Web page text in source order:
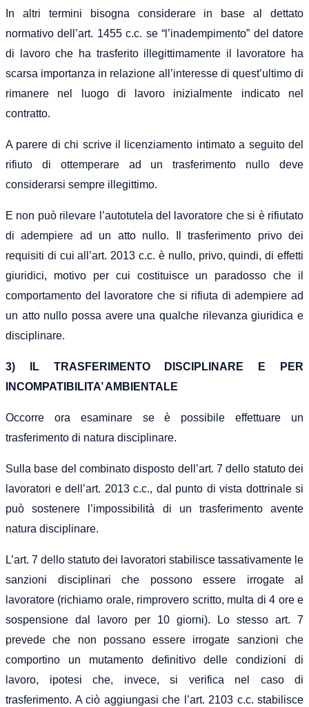
In altri termini bisogna considerare in base al dettato
normativo dell’art. 1455 c.c. se “l’inadempimento” del datore
di lavoro che ha trasferito illegittimamente il lavoratore ha
scarsa importanza in relazione all’interesse di quest’ultimo di
rimanere nel luogo di lavoro inizialmente indicato nel
contratto.
A parere di chi scrive il licenziamento intimato a seguito del
rifiuto di ottemperare ad un trasferimento nullo deve
considerarsi sempre illegittimo.
E non può rilevare l’autotutela del lavoratore che si è rifiutato
di adempiere ad un atto nullo. Il trasferimento privo dei
requisiti di cui all’art. 2013 c.c. è nullo, privo, quindi, di effetti
giuridici, motivo per cui costituisce un paradosso che il
comportamento del lavoratore che si rifiuta di adempiere ad
un atto nullo possa avere una qualche rilevanza giuridica e
disciplinare.
3) IL TRASFERIMENTO DISCIPLINARE E PER
INCOMPATIBILITA’ AMBIENTALE
Occorre ora esaminare se è possibile effettuare un
trasferimento di natura disciplinare.
Sulla base del combinato disposto dell’art. 7 dello statuto dei
lavoratori e dell’art. 2013 c.c., dal punto di vista dottrinale si
può sostenere l’impossibilità di un trasferimento avente
natura disciplinare.
L’art. 7 dello statuto dei lavoratori stabilisce tassativamente le
sanzioni disciplinari che possono essere irrogate al
lavoratore (richiamo orale, rimprovero scritto, multa di 4 ore e
sospensione dal lavoro per 10 giorni). Lo stesso art. 7
prevede che non possano essere irrogate sanzioni che
comportino un mutamento definitivo delle condizioni di
lavoro, ipotesi che, invece, si verifica nel caso di
trasferimento. A ciò aggiungasi che l’art. 2103 c.c. stabilisce